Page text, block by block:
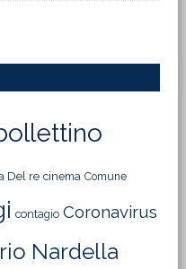
Del re cinema Comune
contagio Coronavirus
Nardella